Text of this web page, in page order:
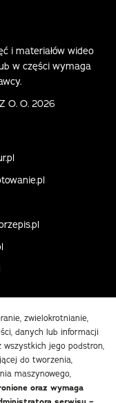
i materiałów wideo
w części wymaga
O. O. 2026
zwielokrotnianie,
danych lub informacji
jego podstron,
do tworzenia,
maszynowego,
oraz wymaga